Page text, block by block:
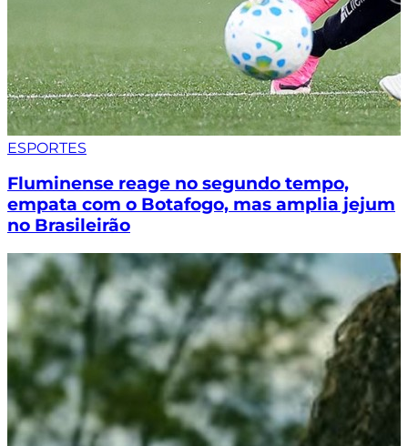
ESPORTES
Fluminense reage no segundo tempo,
empata com o Botafogo, mas amplia jejum
no Brasileirão